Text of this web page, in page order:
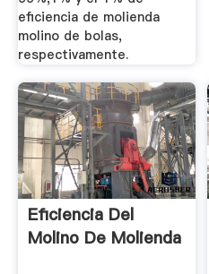
eficiencia de molienda
molino de bolas,
respectivamente.
Eficiencia Del
Molino De Molienda